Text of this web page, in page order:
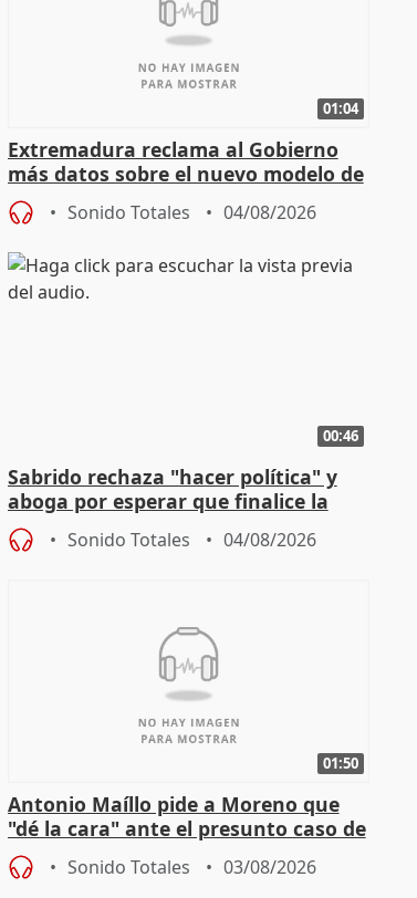
01:04
Extremadura reclama al Gobierno
más datos sobre el nuevo modelo de
financiación
Sonido Totales 04/08/2026
00:46
Sabrido rechaza "hacer política" y
aboga por esperar que finalice la
investigación del incendio
Sonido Totales 04/08/2026
01:50
Antonio Maíllo pide a Moreno que
"dé la cara" ante el presunto caso de
acoso del CEO de ADM
Sonido Totales 03/08/2026